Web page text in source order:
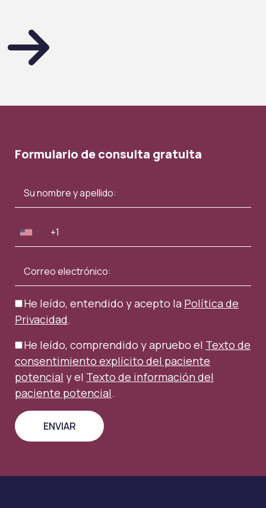
Formulario de consulta gratuita
He leído, entendido y acepto la Política de
Privacidad.
He leído, comprendido y apruebo el Texto de
consentimiento explícito del paciente
potencial y el Texto de información del
paciente potencial.